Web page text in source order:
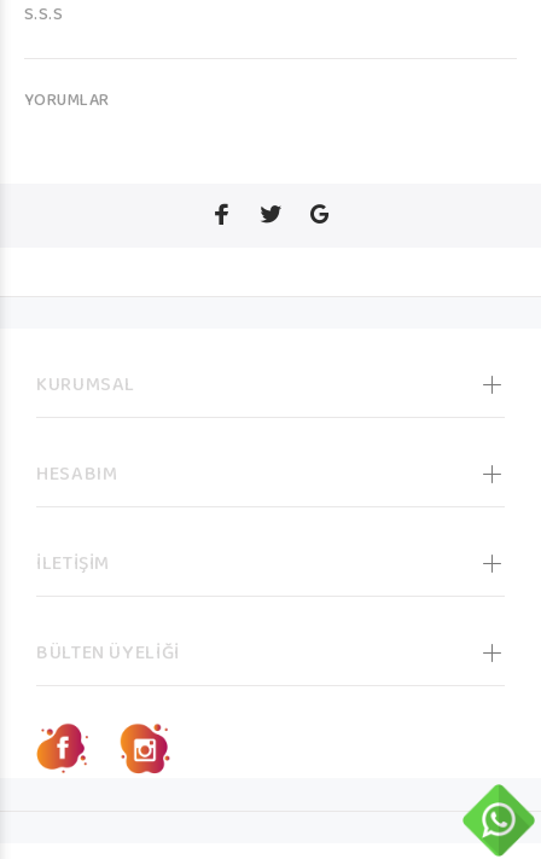
S.S.S
YORUMLAR
KURUMSAL
HESABIM
İLETİŞİM
BÜLTEN ÜYELİĞİ